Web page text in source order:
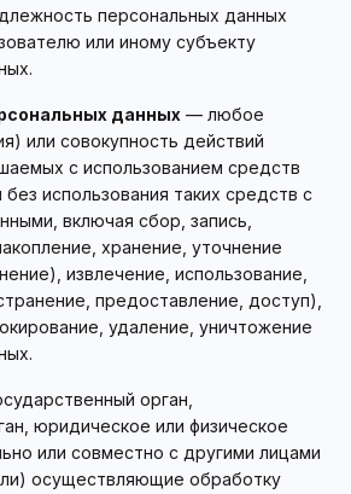
персональных данных
или иному субъекту
данных — любое
или совокупность действий
с использованием средств
использования таких средств с
включая сбор, запись,
хранение, уточнение
извлечение, использование,
предоставление, доступ),
удаление, уничтожение
орган,
юридическое или физическое
или совместно с другими лицами
осуществляющие обработку